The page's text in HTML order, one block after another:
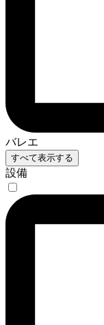
バレエ
すべて表示する
設備